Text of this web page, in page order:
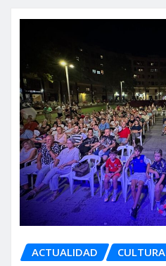
ACTUALIDAD CULTURA